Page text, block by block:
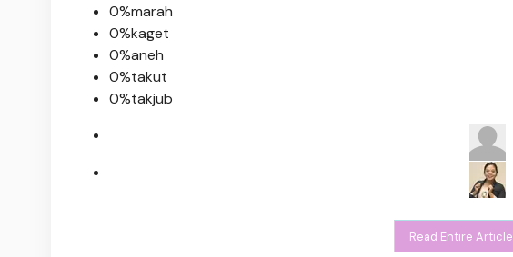
0%marah
0%kaget
0%aneh
0%takut
0%takjub
Read Entire Article